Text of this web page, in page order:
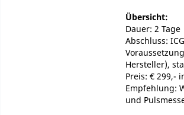
Übersicht:
Dauer: 2 Tage
Abschluss:
Hersteller),
Preis: € 299,-
Empfehlung:
und